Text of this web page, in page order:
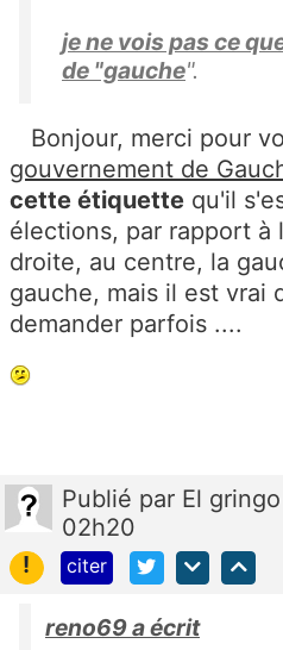
je ne vois pas ce
de "gauche".
Bonjour, merci pour
gouvernement de
cette étiquette qu'il
élections, par rapport à
droite, au centre, la
gauche, mais il est vrai
demander parfois ....
Publié par El gringo
02h20
!
citer
reno69 a écrit